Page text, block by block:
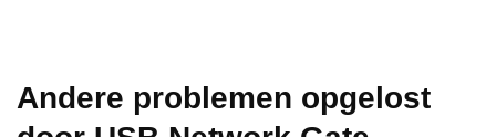
Andere problemen opgelost